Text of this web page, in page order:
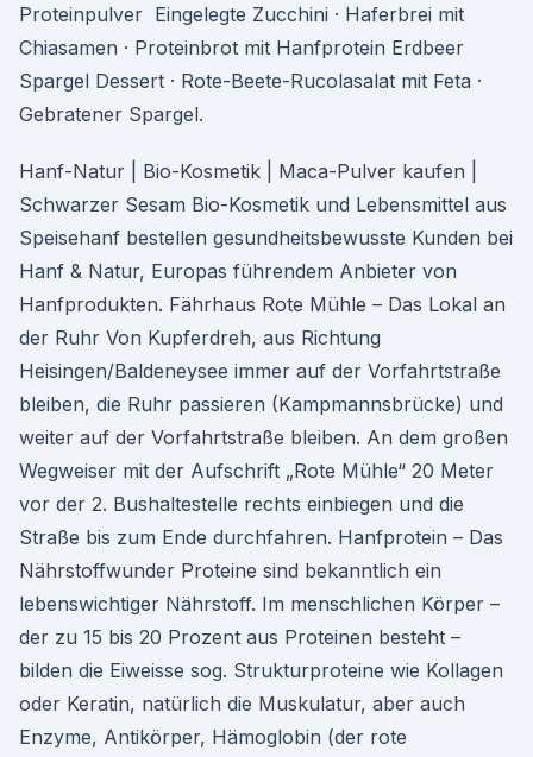
Proteinpulver Eingelegte Zucchini · Haferbrei mit
Chiasamen · Proteinbrot mit Hanfprotein Erdbeer
Spargel Dessert · Rote-Beete-Rucolasalat mit Feta ·
Gebratener Spargel.
Hanf-Natur | Bio-Kosmetik | Maca-Pulver kaufen |
Schwarzer Sesam Bio-Kosmetik und Lebensmittel aus
Speisehanf bestellen gesundheitsbewusste Kunden bei
Hanf & Natur, Europas führendem Anbieter von
Hanfprodukten. Fährhaus Rote Mühle – Das Lokal an
der Ruhr Von Kupferdreh, aus Richtung
Heisingen/Baldeneysee immer auf der Vorfahrtstraße
bleiben, die Ruhr passieren (Kampmannsbrücke) und
weiter auf der Vorfahrtstraße bleiben. An dem großen
Wegweiser mit der Aufschrift „Rote Mühle“ 20 Meter
vor der 2. Bushaltestelle rechts einbiegen und die
Straße bis zum Ende durchfahren. Hanfprotein – Das
Nährstoffwunder Proteine sind bekanntlich ein
lebenswichtiger Nährstoff. Im menschlichen Körper –
der zu 15 bis 20 Prozent aus Proteinen besteht –
bilden die Eiweisse sog. Strukturproteine wie Kollagen
oder Keratin, natürlich die Muskulatur, aber auch
Enzyme, Antikörper, Hämoglobin (der rote